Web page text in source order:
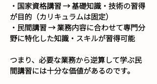
・国家資格講習 → 基礎知識・技術の習得
が目的（カリキュラムは固定）
・民間講習 → 業務内容に合わせて専門分
野に特化した知識・スキルが習得可能
つまり、必要な業務から逆算して学ぶ民
間講習には十分な価値があるのです。